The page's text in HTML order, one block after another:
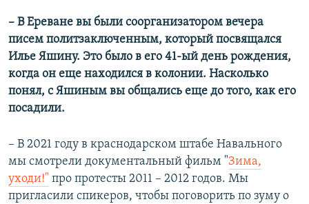
– В Ереване вы были соорганизатором вечера
писем политзаключенным, который посвящался
Илье Яшину. Это было в его 41-ый день рождения,
когда он еще находился в колонии. Насколько
понял, с Яшиным вы общались еще до того, как его
посадили.
– В 2021 году в краснодарском штабе Навального
мы смотрели документальный фильм "Зима,
уходи!" про протесты 2011 – 2012 годов. Мы
пригласили спикеров, чтобы поговорить по зуму о